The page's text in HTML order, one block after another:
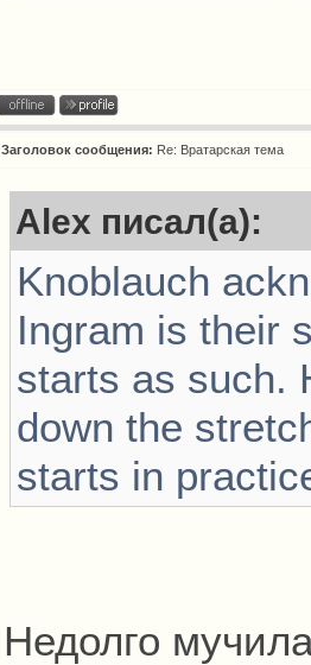
Заголовок сообщения: Re: Вратарская тема
Alex писал(а):
Knoblauch
Ingram is their
starts as such.
down the
starts in
Недолго